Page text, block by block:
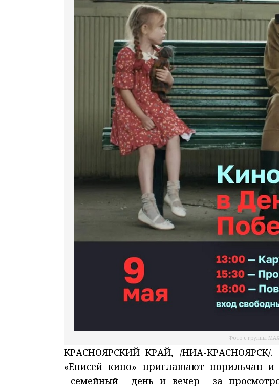
Фото с группы
КРАСНОЯРСКИЙ КРАЙ, /НИА-
«Енисей кино» приглашают норильчан
семейный день и вечер за